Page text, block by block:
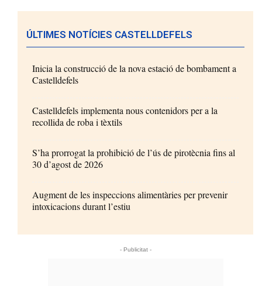
ÚLTIMES NOTÍCIES CASTELLDEFELS
Inicia la construcció de la nova estació de bombament a
Castelldefels
Castelldefels implementa nous contenidors per a la
recollida de roba i tèxtils
S’ha prorrogat la prohibició de l’ús de pirotècnia fins al
30 d’agost de 2026
Augment de les inspeccions alimentàries per prevenir
intoxicacions durant l’estiu
- Publicitat -